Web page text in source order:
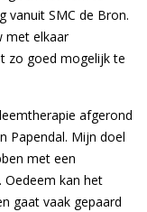
vanuit SMC de Bron.
met elkaar
zo goed mogelijk te
afgerond
Papendal. Mijn doel
met een
Oedeem kan het
gaat vaak gepaard